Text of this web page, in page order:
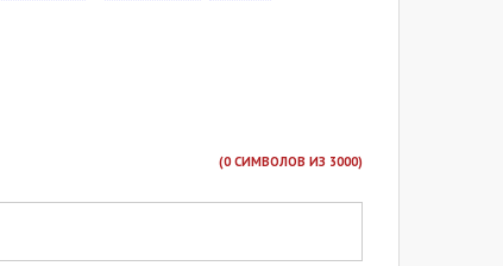
(0СИМВОЛОВ ИЗ 3000)